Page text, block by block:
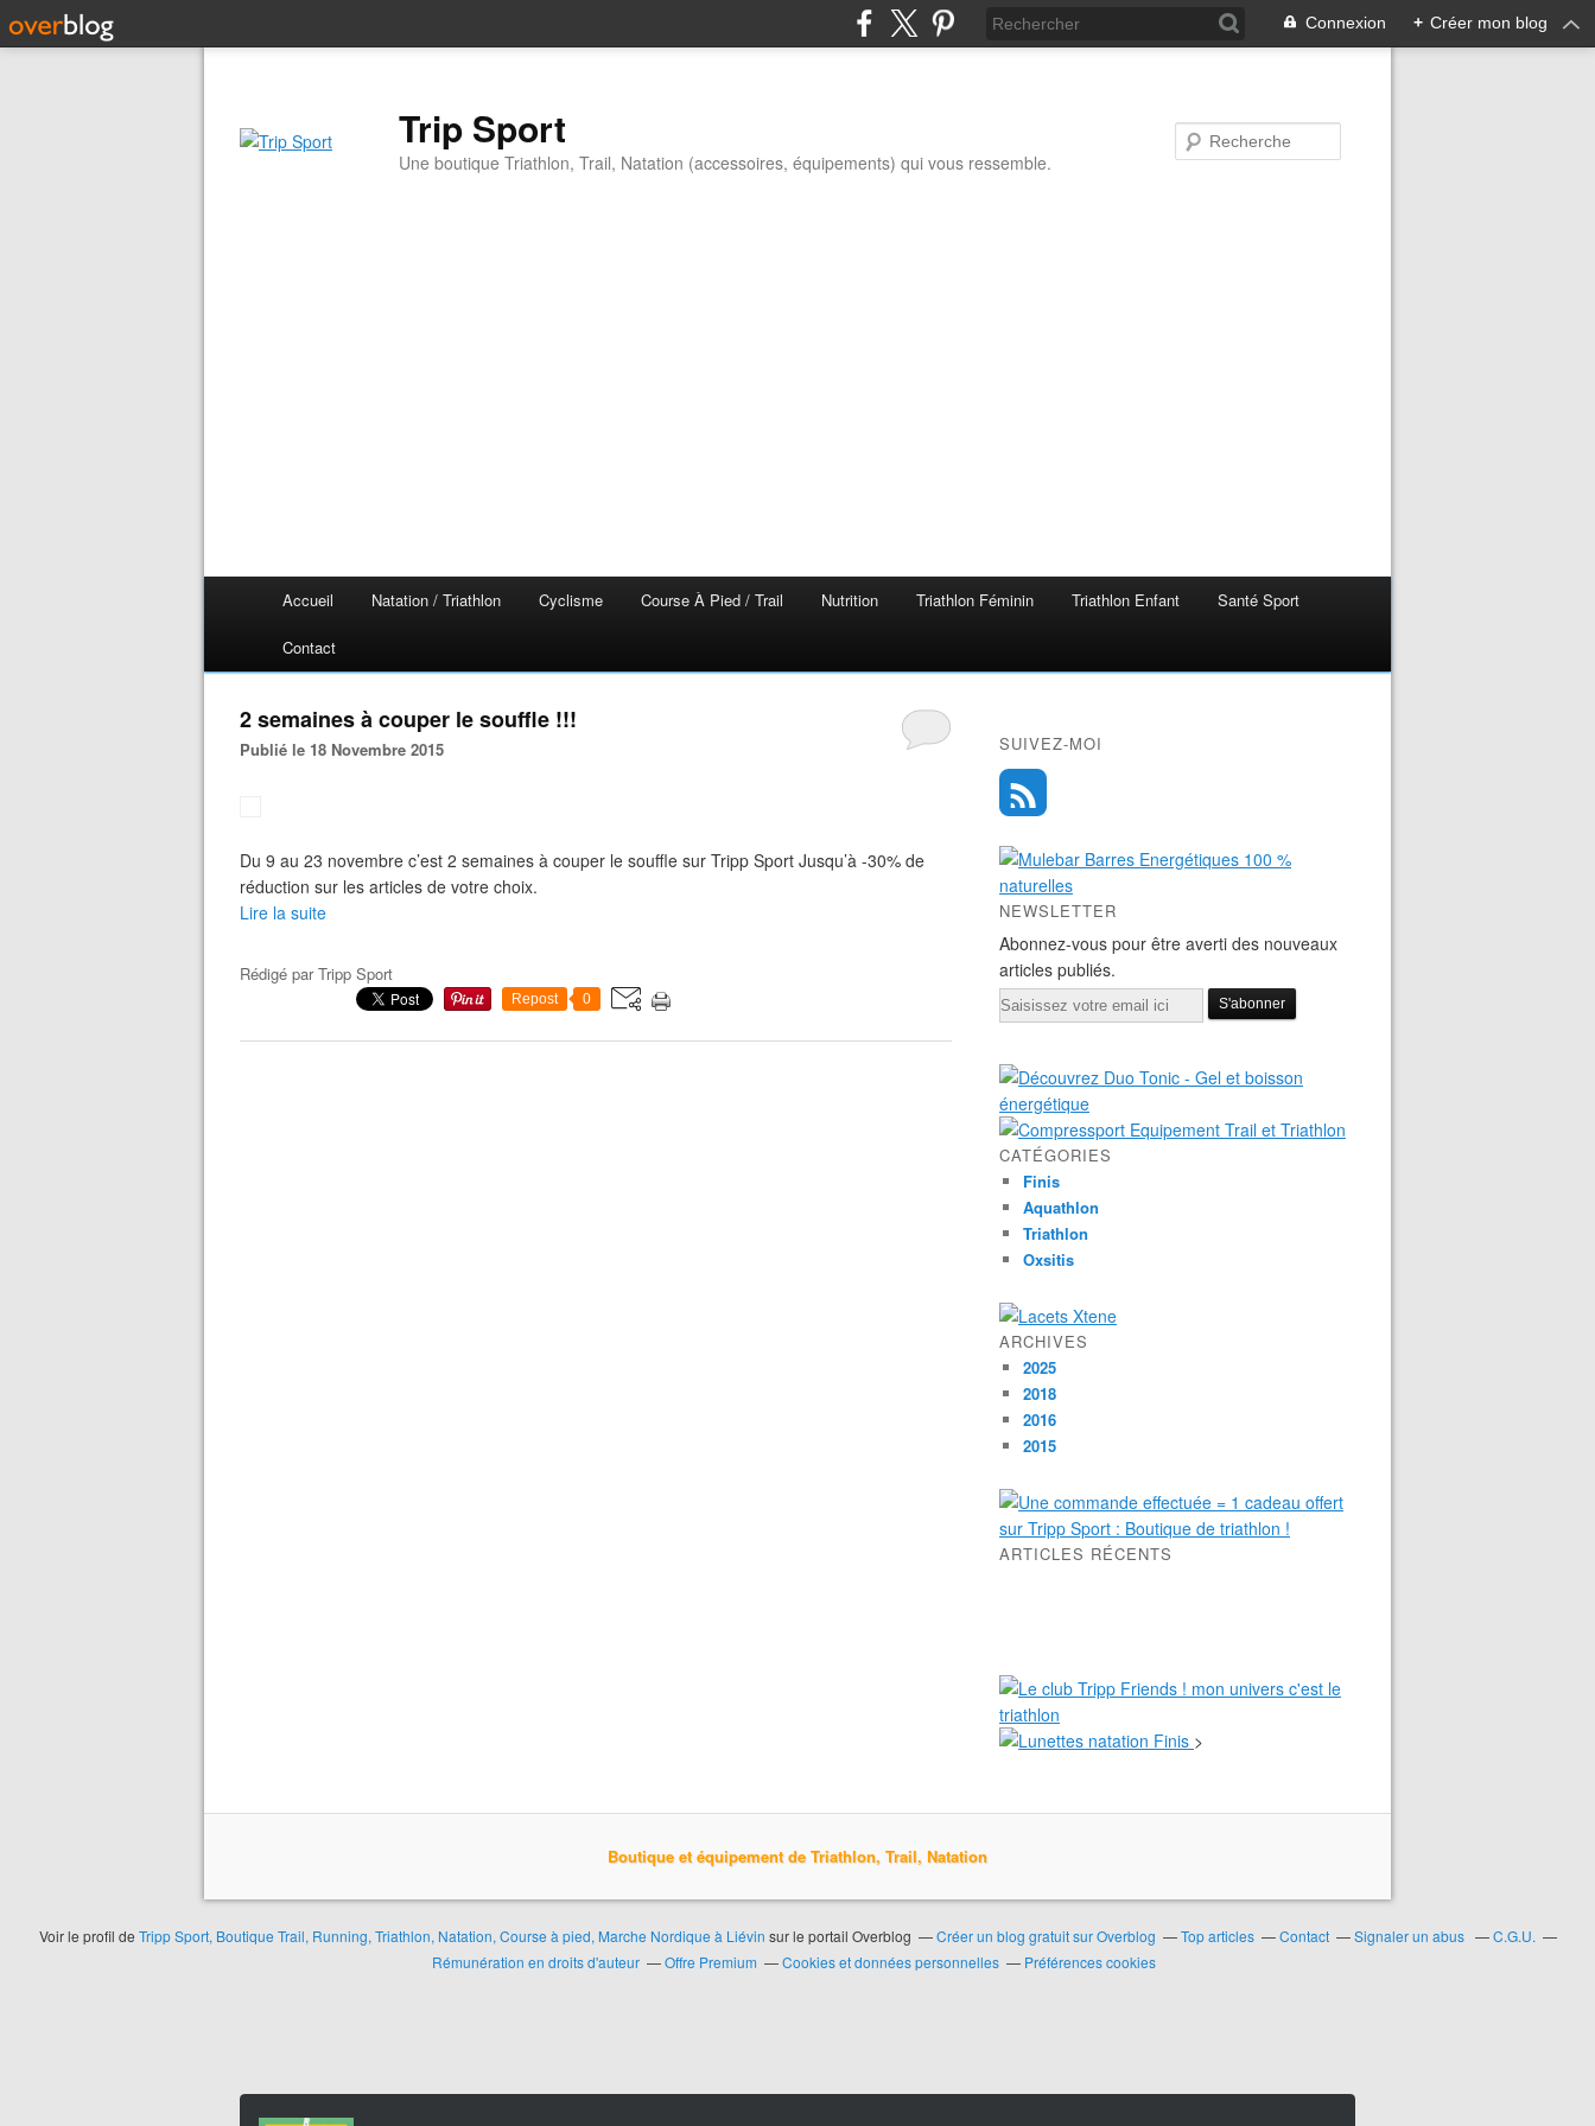
Connexion + Créer mon blog
Trip Sport
Une boutique Triathlon, Trail, Natation (accessoires, équipements) qui vous ressemble.
Accueil Natation / Triathlon Cyclisme Course À Pied / Trail Nutrition Triathlon Féminin Triathlon Enfant Santé Sport
Contact
2 semaines à couper le souffle !!!
Publié le 18 Novembre 2015
Du 9 au 23 novembre c’est 2 semaines à couper le souffle sur Tripp Sport Jusqu’à -30% de
réduction sur les articles de votre choix.
Lire la suite
Rédigé parTripp Sport
Repost 0
SUIVEZ-MOI
NEWSLETTER
Abonnez-vous pour être averti des nouveaux
articles publiés.
Email
CATÉGORIES
Finis
Aquathlon
Triathlon
Oxsitis
ARCHIVES
2025
2018
2016
2015
ARTICLES RÉCENTS
>
Boutique et équipement de Triathlon, Trail, Natation
Voir le profil de Tripp Sport, Boutique Trail, Running, Triathlon, Natation, Course à pied, Marche Nordique à Liévin sur le portail Overblog Créer un blog gratuit sur Overblog Top articles Contact Signaler un abus
C.G.U.
Rémunération en droits d'auteur
Offre Premium Cookies et données personnelles Préférences cookies